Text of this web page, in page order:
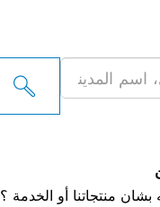
منتجاتنا أو الخدمة ؟